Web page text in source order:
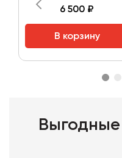
6 500 ₽
В корзину